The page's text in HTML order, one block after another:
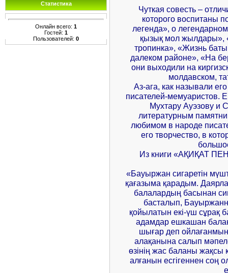
Статистика
Онлайн всего: 1
Гостей: 1
Пользователей: 0
Чуткая совесть –
которого воспитаны
легенда», о
қызық мол жылдары»,
тропинка», «Жизнь
далеком районе», «На
они выходили на
молдавском,
Аз-ага, как называли
писателей-мемуаристов.
Мухтару Ауэзову и
литературным
любимом в народе
его творчество, в
Из книги «АҚИҚАТ
«Бауыржан сигаретін
қағазыма қарадым.
балалардың басынан
басталып,
қойылатын екі-үш сұрақ
адамдар ешкашан
шығар деп
алақанына салып
өзінің жас баланы жақсы
алғанын есгігеннен соң